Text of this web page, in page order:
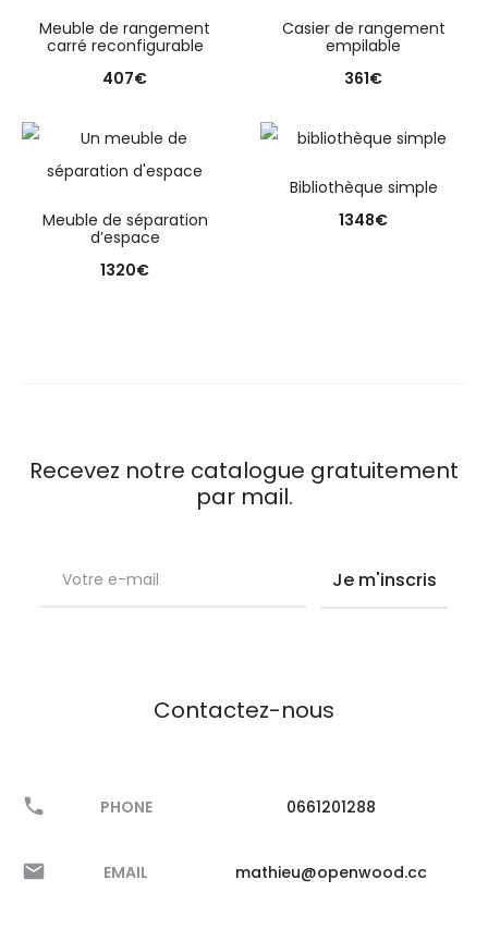
Meuble de rangement
carré reconfigurable
407€
Casier de rangement
empilable
361€
Meuble de séparation
d’espace
1320€
Bibliothèque simple
1348€
Recevez notre catalogue gratuitement
par mail.
Contactez-nous
PHONE 0661201288
EMAIL mathieu@openwood.cc